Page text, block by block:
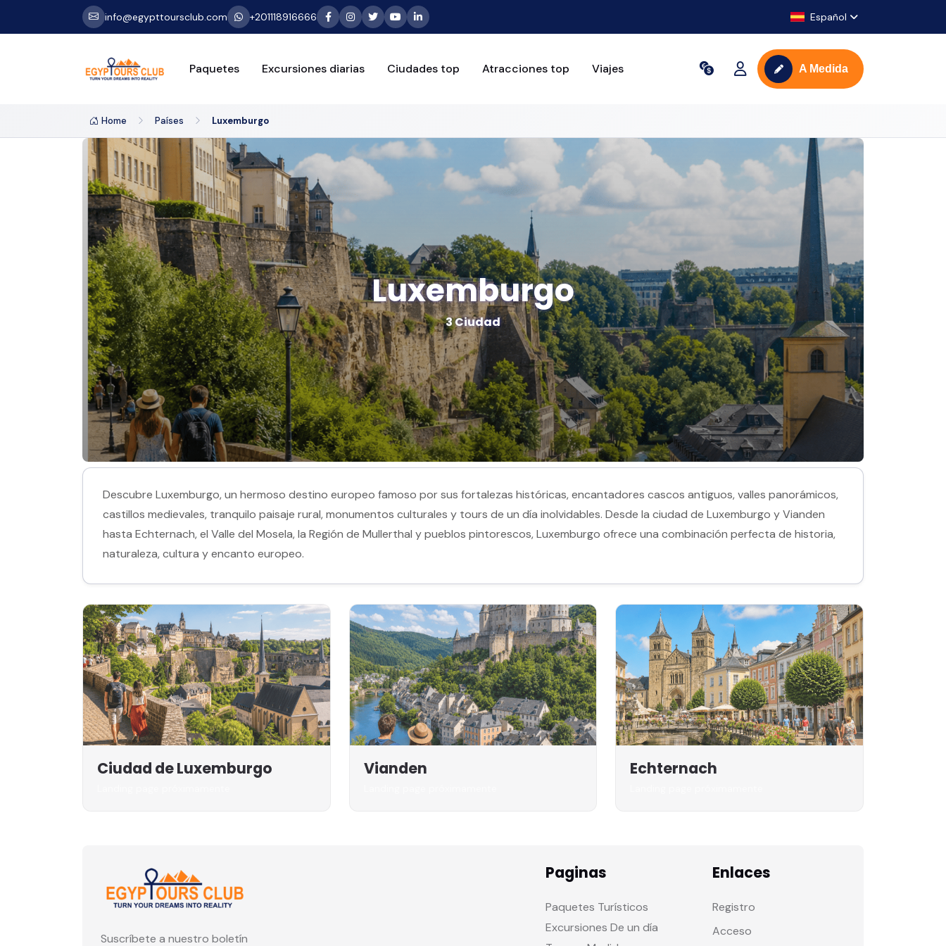
info@egypttoursclub.com +201118916666 Español
Paquetes Excursiones diarias Ciudades top Atracciones top Viajes A Medida
Home Países Luxemburgo
Luxemburgo
3 Ciudad
Descubre Luxemburgo, un hermoso destino europeo famoso por sus fortalezas históricas, encantadores cascos antiguos, valles panorámicos,
castillos medievales, tranquilo paisaje rural, monumentos culturales y tours de un día inolvidables. Desde la ciudad de Luxemburgo y Vianden
hasta Echternach, el Valle del Mosela, la Región de Mullerthal y pueblos pintorescos, Luxemburgo ofrece una combinación perfecta de historia,
naturaleza, cultura y encanto europeo.
Ciudad de Luxemburgo Vianden Echternach
Suscríbete a nuestro boletín
Paginas
Paquetes Turísticos
Excursiones De un día
Enlaces
Registro
Acceso